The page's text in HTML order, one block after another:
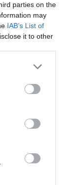
parties on the
may
IAB’s List of
it to other